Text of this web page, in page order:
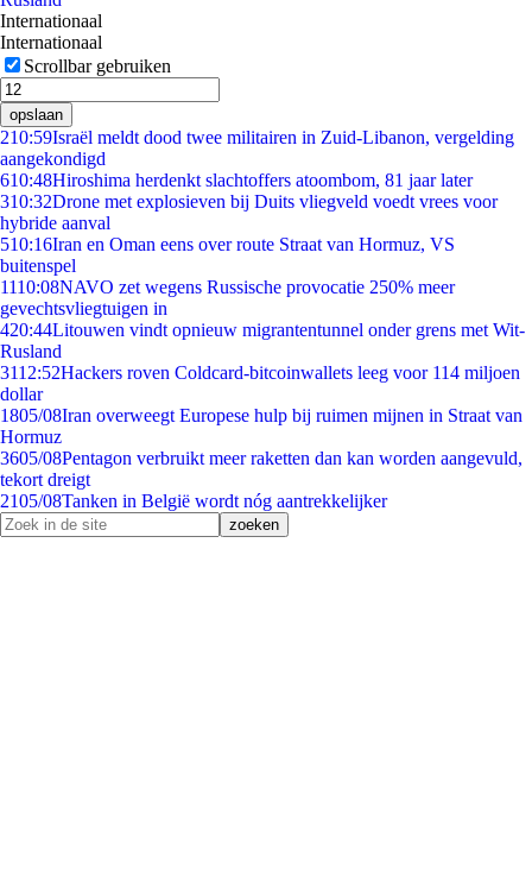
Internationaal
Internationaal
Scrollbar gebruiken
opslaan
210:59Israël meldt dood twee militairen in Zuid-Libanon, vergelding
aangekondigd
610:48Hiroshima herdenkt slachtoffers atoombom, 81 jaar later
310:32Drone met explosieven bij Duits vliegveld voedt vrees voor
hybride aanval
510:16Iran en Oman eens over route Straat van Hormuz, VS
buitenspel
1110:08NAVO zet wegens Russische provocatie 250% meer
gevechtsvliegtuigen in
420:44Litouwen vindt opnieuw migrantentunnel onder grens met Wit-
Rusland
3112:52Hackers roven Coldcard-bitcoinwallets leeg voor 114 miljoen
dollar
1805/08Iran overweegt Europese hulp bij ruimen mijnen in Straat van
Hormuz
3605/08Pentagon verbruikt meer raketten dan kan worden aangevuld,
tekort dreigt
2105/08Tanken in België wordt nóg aantrekkelijker